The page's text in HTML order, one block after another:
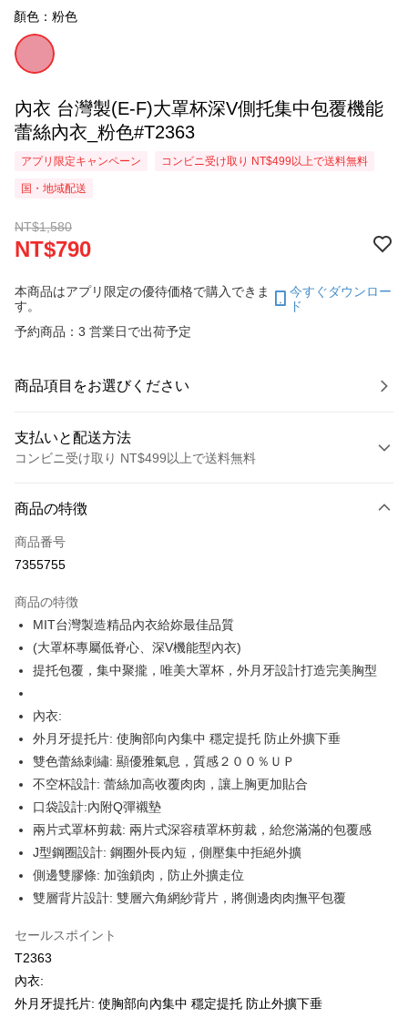
顏色：粉色
內衣 台灣製(E-F)大罩杯深V側托集中包覆機能
蕾絲內衣_粉色#T2363
アプリ限定キャンペーン コンビニ受け取り NT$499以上で送料無料
国・地域配送
NT$1,580
NT$790
本商品はアプリ限定の優待価格で購入できま
す。
今すぐダウンロー
ド
予約商品：3 営業日で出荷予定
商品項目をお選びください
支払いと配送方法
コンビニ受け取り NT$499以上で送料無料
クレジットカード1回払い
コンビニ店頭代金引換
Apple Pay
JKOPAY
Plus Pay
OP Pay Later
説明
1. 本サービスは台湾大哥大によって提供され、台湾大哥大のユーザーは追
加の申請なしで即時に利用可能です。
2. 支払い方法で「OP Pay Later」を選択すると、注文が成立した後に自動
的に OP Pay Later の取引プロセスに移行し、携帯番号を確認後、分割払
いの回数や支払い期限を選択し、支払いを確認すると取引が完了します。
3. 実際の承認額、分割回数および費用については、後続の取引確認ページ
4. 注文成立後30分以内に確認取引を行わない場合や審査が通過しない場
合、注文は自動的にキャンセルされます。「転専審査」に未通過の状況が
発生した場合は、システムの評価基準に達していないことを意味し、評価
内容についての説明はいたしかねます。
AFTEE代金後払い
説明
一、 AFTEE代金後払いについて
1.お支払い方法でAFTEE代金後払いを選択すると、携帯電話認証ウィンド
ウが表示されます。
2.SMSで認証してお支払い手続を進めてください。
す。
4.ご注文が完了すると、携帯に支払い通知のSMSが届きます。アプリ会員
5.商品受け取り時のお支払いは不要です。商品を確かめてから、SMSまた
はアプリの通知に従って、4大コンビニ、またはATM/オンラインバンキン
Hami Point
代金引換
配送方法
商品の特徴
商品番号
7355755
商品の特徴
MIT台灣製造精品內衣給妳最佳品質
(大罩杯專屬低脊心、深V機能型內衣)
提托包覆，集中聚攏，唯美大罩杯，外月牙設計打造完美胸型
內衣:
外月牙提托片: 使胸部向內集中 穩定提托 防止外擴下垂
雙色蕾絲刺繡: 顯優雅氣息，質感２００％ＵＰ
不空杯設計: 蕾絲加高收覆肉肉，讓上胸更加貼合
口袋設計:內附Q彈襯墊
兩片式罩杯剪裁: 兩片式深容積罩杯剪裁，給您滿滿的包覆感
J型鋼圈設計: 鋼圈外長內短，側壓集中拒絕外擴
側邊雙膠條: 加強鎖肉，防止外擴走位
雙層背片設計: 雙層六角網紗背片，將側邊肉肉撫平包覆
セールスポイント
T2363
內衣:
外月牙提托片: 使胸部向內集中 穩定提托 防止外擴下垂